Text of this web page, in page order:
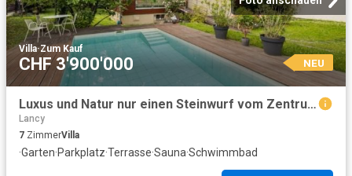
Villa·Zum Kauf
CHF 3'900'000 NEU
Luxus und Natur nur einen Steinwurf vom Zentrum entfernt Zeitgenössische Privatvilla in Grand Lancy
Lancy
7 ZimmerVilla
·Garten·Parkplatz·Terrasse·Sauna·Schwimmbad